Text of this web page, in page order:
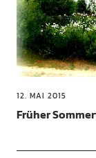
12. MAI 2015
Früher